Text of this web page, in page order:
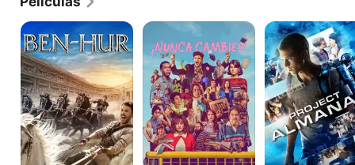
Ben-
Hur
¡Nunca
cambies!
Project
Almanac